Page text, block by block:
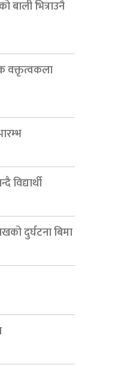
बाली भित्राउनै
वक्तृत्वकला
विद्यार्थी
दुर्घटना बिमा